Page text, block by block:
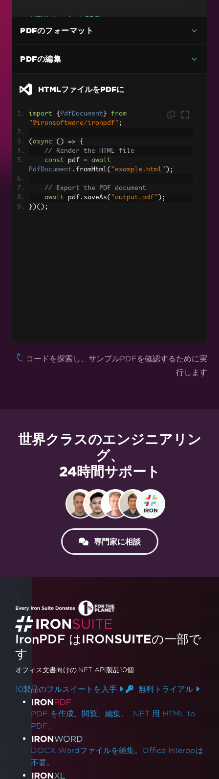
HTMLファイルをPDFに
HTML文字列をPDFに
コンテンツページをPDFに
ファイルをPDFに変換
画像をPDFに
PDFを画像に変換する
サポート
PDFのフォーマット
PDFの編集
HTMLファイルをPDFに
import { PdfDocument }
from
"@ironsoftware/ironpdf" ;
( async () =>
{
// Render the HTML file
const pdf =
await
PdfDocument . fromHtml( "example.html" );
// Export the PDF document
await pdf . saveAs( "output.pdf" );
})();
コードを探索し、サンプルPDFを確認するために実
行します
世界クラスのエンジニアリン
グ、
24時間サポート
専門家に相談
IronPDF はIRONSUITEの一部で
す
オフィス文書向けの.NET API製品10個
10製品のフルスイートを入手 無料トライアル
製品リンク
PDF を作成、閲覧、編集。 .NET 用 HTML to
PDF。
DOCX Wordファイルを編集。Office Interopは
不要。